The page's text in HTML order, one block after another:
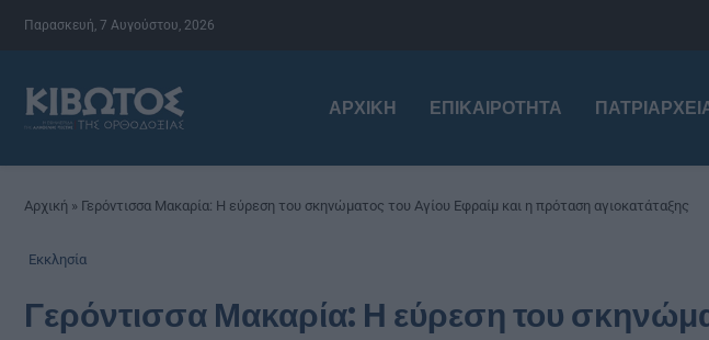
Παρασκευή, 7 Αυγούστου, 2026
ΑΡΧΙΚΉ ΕΠΙΚΑΙΡΌΤΗΤΑ
Αρχική » Γερόντισσα Μακαρία: Η εύρεση του σκηνώματος του Αγίου Εφραίμ και η πρόταση αγιοκατάταξης
Εκκλησία
Γερόντισσα Μακαρία: Η εύρεση του